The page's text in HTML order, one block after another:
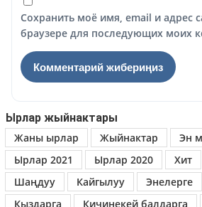
Сохранить моё имя, email и адрес
браузере для последующих моих
Ырлар жыйнактары
Жаны ырлар
Жыйнактар
Эн
Ырлар 2021
Ырлар 2020 Хит
Шаңдуу
Кайгылуу Энелерге
Кыздарга
Кичинекей балдарга